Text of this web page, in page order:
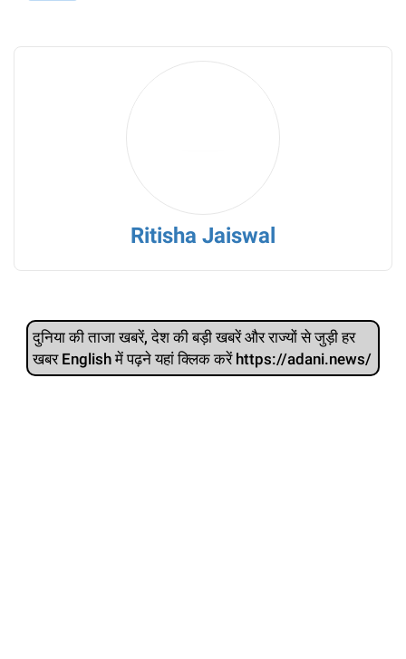
Ritisha Jaiswal
दुनिया की ताजा खबरें, देश की बड़ी खबरें और राज्‍यों से जुड़ी हर
खबर English में पढ़ने यहां क्लिक करें https://adani.news/